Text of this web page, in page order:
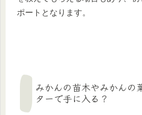
ポートとなります。
みかんの苗木やみかんの
ターで手に入る？